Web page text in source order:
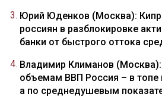
Юрий Юденков (Москва): Кипр
россиян в разблокировке
банки от быстрого оттока
Владимир Климанов
объемам ВВП Россия – в топе
а по среднедушевым